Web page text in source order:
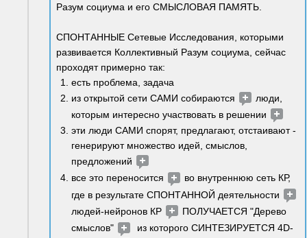
Разум социума и его СМЫСЛОВАЯ ПАМЯТЬ.
СПОНТАННЫЕ Сетевые Исследования, которыми
развивается Коллективный Разум социума, сейчас
проходят примерно так:
есть проблема, задача
из открытой сети САМИ собираются
люди,
которым интересно участвовать в решении
эти люди САМИ спорят, предлагают, отстаивают -
генерируют множество идей, смыслов,
предложений
все это переносится
во внутреннюю сеть КР,
где в результате СПОНТАННОЙ деятельности
людей-нейронов КР
ПОЛУЧАЕТСЯ "Дерево
смыслов"
  из которого СИНТЕЗИРУЕТСЯ 4D-